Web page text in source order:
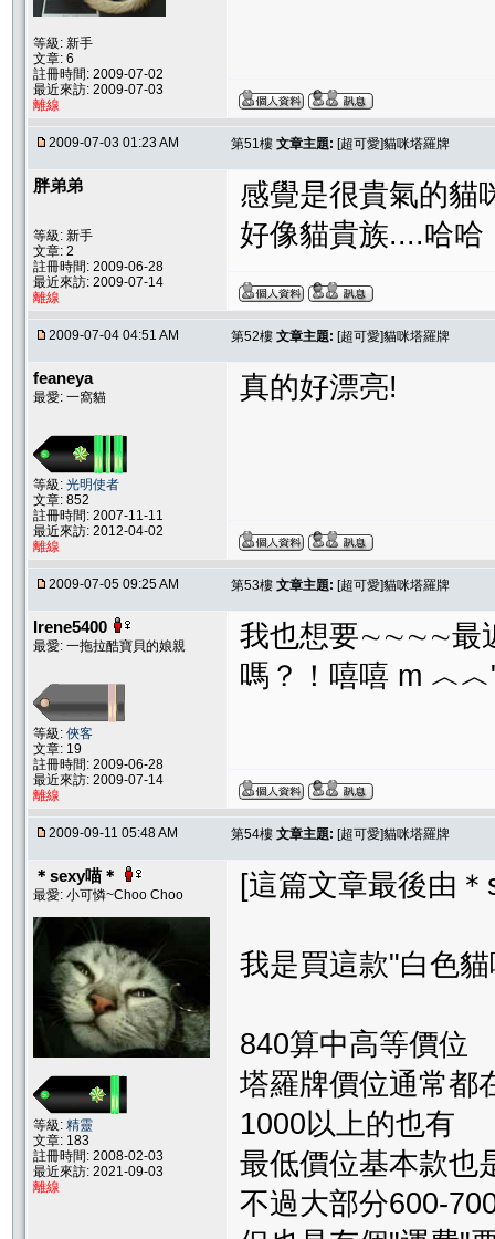
等級: 新手
文章: 6
註冊時間: 2009-07-02
最近來訪: 2009-07-03
離線
2009-07-03 01:23 AM 第51樓 文章主題: [超可愛]貓咪塔羅牌
胖弟弟
等級: 新手
文章: 2
註冊時間: 2009-06-28
最近來訪: 2009-07-14
離線
感覺是很貴氣的貓
好像貓貴族....哈哈
2009-07-04 04:51 AM 第52樓 文章主題: [超可愛]貓咪塔羅牌
feaneya
最愛: 一窩貓
等級: 光明使者
文章: 852
註冊時間: 2007-11-11
最近來訪: 2012-04-02
離線
真的好漂亮!
2009-07-05 09:25 AM 第53樓 文章主題: [超可愛]貓咪塔羅牌
Irene5400
最愛: 一拖拉酷寶貝的娘親
等級: 俠客
文章: 19
註冊時間: 2009-06-28
最近來訪: 2009-07-14
離線
我也想要∼∼∼∼最
嗎？！嘻嘻 m
2009-09-11 05:48 AM 第54樓 文章主題: [超可愛]貓咪塔羅牌
＊sexy喵＊
最愛: 小可憐~Choo Choo
等級: 精靈
文章: 183
註冊時間: 2008-02-03
最近來訪: 2021-09-03
離線
[這篇文章最後由
我是買這款"白色
840算中高等價位
塔羅牌價位通常都
1000以上的也有
最低價位基本款也
不過大部分600-